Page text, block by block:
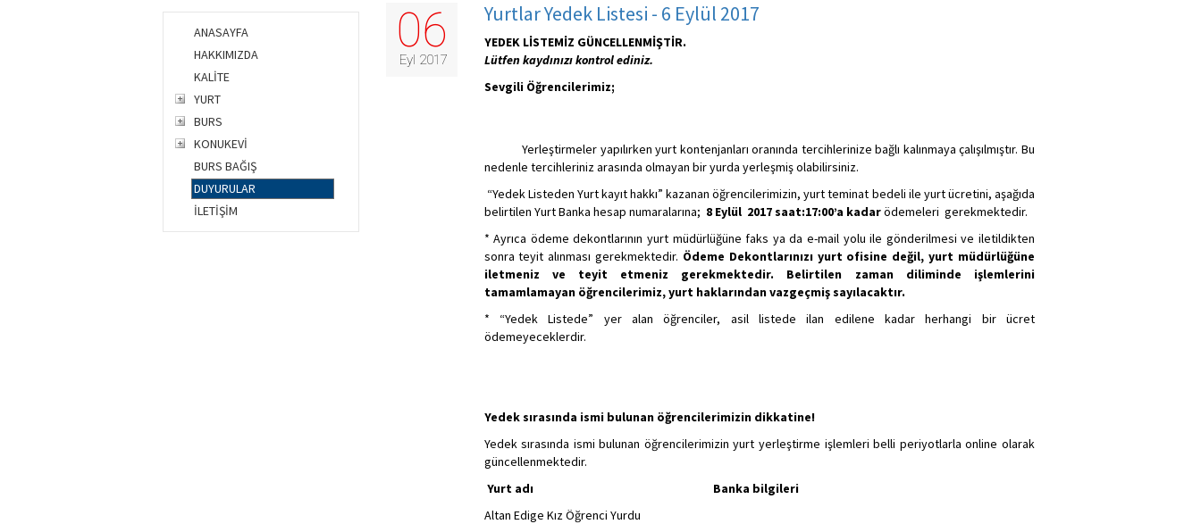
ANASAYFA
HAKKIMIZDA
KALİTE
YURT
BURS
KONUKEVİ
BURS BAĞIŞ
DUYURULAR
İLETİŞİM
06
Eyl 2017
Yurtlar Yedek Listesi - 6 Eylül 2017
YEDEK LİSTEMİZ GÜNCELLENMİŞTİR.
Lütfen kaydınızı kontrol ediniz.
Sevgili Öğrencilerimiz;
Yerleştirmeler yapılırken yurt kontenjanları oranında tercihlerinize bağlı kalınmaya çalışılmıştır. Bu
nedenle tercihleriniz arasında olmayan bir yurda yerleşmiş olabilirsiniz.
“Yedek Listeden Yurt kayıt hakkı” kazanan öğrencilerimizin, yurt teminat bedeli ile yurt ücretini, aşağıda
belirtilen Yurt Banka hesap numaralarına; 8 Eylül 2017 saat:17:00’a kadarödemeleri gerekmektedir.
* Ayrıca ödeme dekontlarının yurt müdürlüğüne faks ya da e-mail yolu ile gönderilmesi ve iletildikten
sonra teyit alınması gerekmektedir. Ödeme Dekontlarınızı yurt ofisine değil, yurt müdürlüğüne
iletmeniz ve teyit etmeniz gerekmektedir. Belirtilen zaman diliminde işlemlerini
tamamlamayan öğrencilerimiz, yurt haklarından vazgeçmiş sayılacaktır.
* “Yedek Listede” yer alan öğrenciler, asil listede ilan edilene kadar herhangi bir ücret
ödemeyeceklerdir.
Yedek sırasında ismi bulunan öğrencilerimizin dikkatine!
Yedek sırasında ismi bulunan öğrencilerimizin yurt yerleştirme işlemleri belli periyotlarla online olarak
güncellenmektedir.
Yurt adı
Banka bilgileri
Altan Edige Kız Öğrenci Yurdu